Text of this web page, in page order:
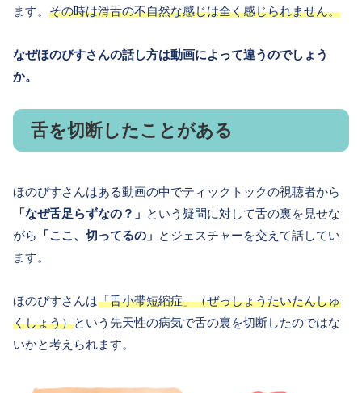
ます。 その時は滑舌の不自然な感じは全く感じられません。
なぜほのぴすさんの話し方は動画によって違うのでしょう
か。
舌を切断したことがある
ほのぴすさんはある動画の中でティックトックの視聴者から
「なぜ舌足らずなの？」 という疑問に対して舌の裏を見せな
がら
「ここ、切ってるの」 とジェスチャーを交えて話してい
ます。
ほのぴすさんは「舌小帯短縮症」（ぜっしょうたいたんしゅ
くしょう）という先天性の病気で舌の裏を切断したのではな
いかと考えられます。